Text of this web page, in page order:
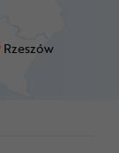
Rzeszów